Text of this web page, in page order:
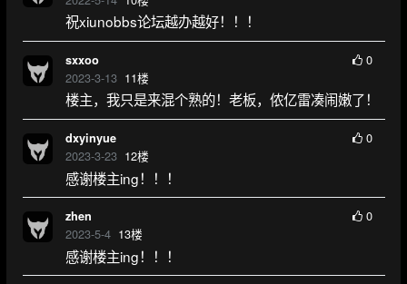
祝xiunobbs论坛越办越好！！！
sxxoo
2023-3-13 11楼
0
楼主，我只是来混个熟的！老板，侬亿雷凑闹嫩了！
dxyinyue
2023-3-23 12楼
0
感谢楼主ing！！！
zhen
2023-5-4 13楼
0
感谢楼主ing！！！